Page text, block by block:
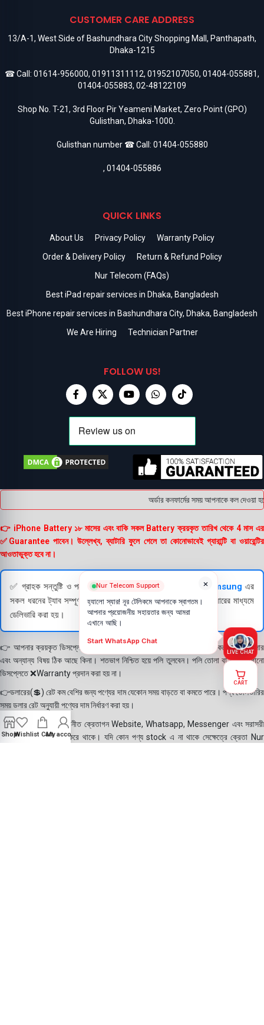
CUSTOMER CARE ADDRESS
13/A-1, West Side of Bashundhara City Shopping Mall, Panthapath,
Dhaka-1215
☎ Call: 01614-956000, 01911311112, 01952107050, 01404-055881,
01404-055883, 02-48122109
Shop No. T-21, 3rd Floor Pir Yeameni Market, Zero Point (GPO)
Gulisthan, Dhaka-1000.
Gulisthan number ☎ Call: 01404-055880
, 01404-055886
QUICK LINKS
About Us Privacy Policy
Warranty Policy
Order & Delivery Policy
Return & Refund Policy
Nur Telecom (FAQs)
Best iPad repair services in Dhaka, Bangladesh
Best iPhone repair services in Bashundhara City, Dhaka, Bangladesh
We Are Hiring
Technician Partner
FOLLOW US!
অর্ডার কনফার্মের সময় আপনাকে কল
👉 iPhone Battery ১৮ মাসের এবং বাকি সকল Battery ক্রয়কৃত তারিখ থেকে 4 মাস এর
✅Guarantee পাবেন। উল্লেখ্য, ব্যাটারি ফুলে গেলে তা কোনোভাবেই গ্যারান্টি বা ওয়ারেন্টির
আওতাভুক্ত হবে না।
✅ গ্রাহক সন্তুষ্টি ও পণ্যের স্বচ্ছতা নিশ্চিত করতে এবংSamsung এর
সকল ধরনের ট্যাব সম্পূর্ণরূপে যাচাই (Check) করার পরই বিক্রি ও কুরিয়ারের মাধ্যমে
ডেলিভারি করা হয়।
👉 আপনার ক্রয়কৃত ডিসপ্লে স্থায়ী ভাবে লাগানোর আগে মোবাইলে লাগিয়ে চেক করে নিবেন কালার
এবং অন্যান্য বিষয় ঠিক আছে কিনা। শতভাগ নিশ্চিত হয়ে পলি তুলবেন। পলি তোলা বা আঠা লাগানো
ডিসপ্লেতে ❌Warranty প্রদান করা হয় না।
👉ডলারের(💲) রেট কম বেশির জন্য পণ্যের দাম যেকোন সময় বাড়তে বা কমতে পারে। পণ্য ডেলিভারির
সময় ডলার রেট অনুযায়ী পণ্যের দাম নির্ধারণ করা হয়।
👉বিঃ দ্রঃ- আমাদের সম্মানীত ক্রেতাগন Website, Whatsapp, Messenger এবং সরাসরী
ফোন করে পণ্য Order করে থাকে। যদি কোন পণ্য stock এ না থাকে সেক্ষেত্রে ক্রেতা Nur
ShopWishlist CartMy account
×
Nur Telecom Support
হ্যালো স্যার! নূর টেলিকমে আপনাকে স্বাগতম।
আপনার প্রয়োজনীয় সহায়তার জন্য আমরা
এখানে আছি।
Start WhatsApp Chat
LIVE CHAT
CART